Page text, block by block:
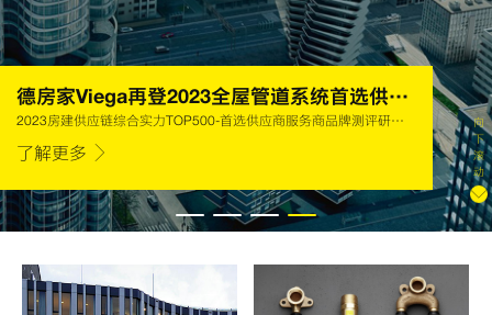
德房家Viega再登2023全屋管道系统首选供应商榜首
2023房建供应链综合实力TOP500-首选供应商服务商品牌测评研究报告
了解更多
向
下
滚
动